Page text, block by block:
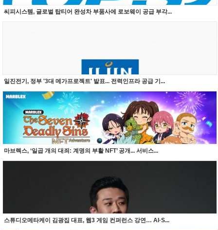
씨피시스템, 글로벌 탑티어 완성차 부품사에 로보웨이 공급 부각...
일진전기, 정부 '3대 메가프로젝트' 발표... 전력인프라 공급 기...
마브렉스, ‘일곱 개의 대죄: 계명의 부활 NFT’ 공개... 서비스...
스튜디오메타케이 김광집 대표, 웹3 게임 컨퍼런스 강연… AI·S...